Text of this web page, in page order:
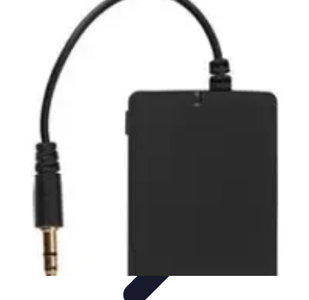
Test Casques Audio
test casques audioBien-être
Bien-être et
Qualité Sonore
Test Casques Audio